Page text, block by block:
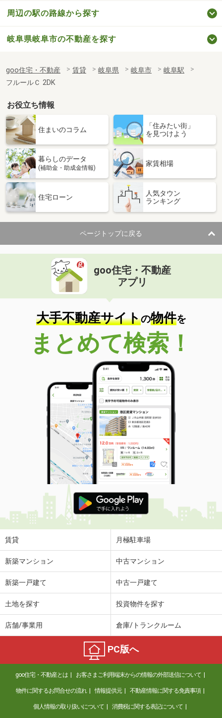
周辺の駅の路線から探す
岐阜県岐阜市の不動産を探す
goo住宅・不動産 賃貸 岐阜県 岐阜市
岐阜駅
フルールＣ 2DK
お役立ち情報
住まいのコラム
「住みたい街」
を見つけよう
暮らしのデータ
(補助金・助成金情報)
家賃相場
住宅ローン
人気タウン
ランキング
ページトップに戻る
goo住宅・不動産
アプリ
大手不動産サイトの物件を
まとめて検索！
賃貸 月極駐車場
新築マンション 中古マンション
新築一戸建て 中古一戸建て
土地を探す 投資物件を探す
店舗/事業用 倉庫/トランクルーム
PC版へ
goo住宅・不動産とは お客さまご利用端末からの情報の外部送信について
物件に関するお問合せの流れ 情報提供元 不動産情報に関する免責事項
個人情報の取り扱いについて 消費税に関する表記について